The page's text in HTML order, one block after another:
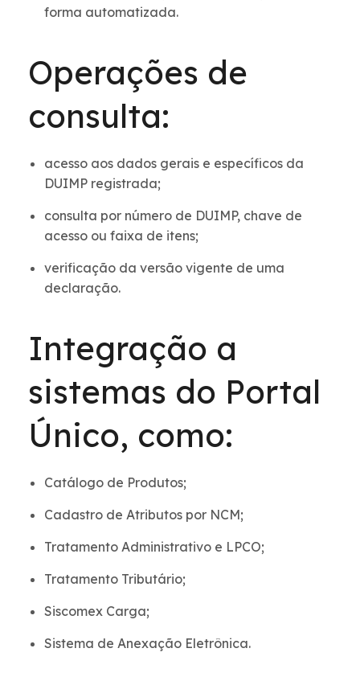
forma automatizada.
Operações de
consulta:
acesso aos dados gerais e específicos da
DUIMP registrada;
consulta por número de DUIMP, chave de
acesso ou faixa de itens;
verificação da versão vigente de uma
declaração.
Integração a
sistemas do Portal
Único, como:
Catálogo de Produtos;
Cadastro de Atributos por NCM;
Tratamento Administrativo e LPCO;
Tratamento Tributário;
Siscomex Carga;
Sistema de Anexação Eletrônica.